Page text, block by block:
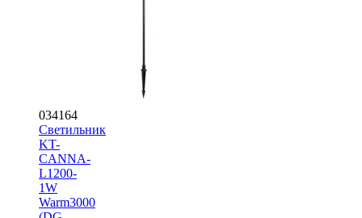
034164
Светильник
KT-
CANNA-
L1200-
1W
Warm3000